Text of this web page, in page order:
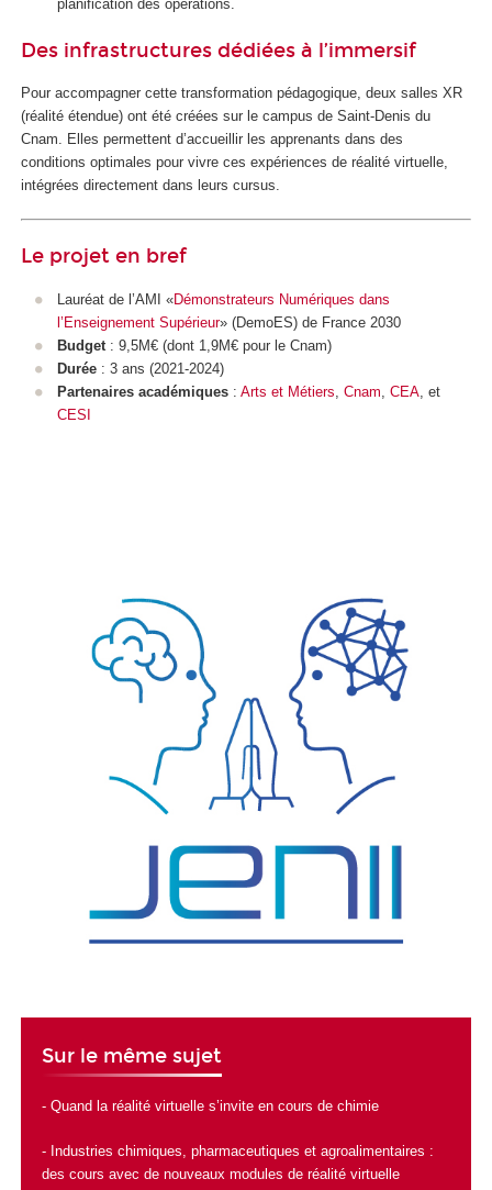
planification des opérations.
Des infrastructures dédiées à l’immersif
Pour accompagner cette transformation pédagogique, deux salles XR
(réalité étendue) ont été créées sur le campus de Saint-Denis du
Cnam. Elles permettent d’accueillir les apprenants dans des
conditions optimales pour vivre ces expériences de réalité virtuelle,
intégrées directement dans leurs cursus.
Le projet en bref
Lauréat de l’AMI «Démonstrateurs Numériques dans
l’Enseignement Supérieur» (DemoES) de France 2030
Budget : 9,5M€ (dont 1,9M€ pour le Cnam)
Durée : 3 ans (2021-2024)
Partenaires académiques : Arts et Métiers Cnam CEA, et
CESI
Sur le même sujet
- Quand la réalité virtuelle s’invite en cours de chimie
- Industries chimiques, pharmaceutiques et agroalimentaires :
des cours avec de nouveaux modules de réalité virtuelle